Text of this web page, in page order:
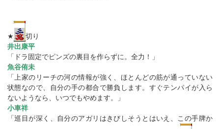
★
切り
井出康平
「ドラ固定でピンズの裏目を作らずに。全力！」
魚谷侑未
「上家のリーチの河の情報が強く、ほとんどの筋が通っていない
状態なので、自分の手の都合で勝負します。すぐテンパイが入ら
ないようなら、いつでもやめます。」
小車祥
「巡目が深く、自分のアガリはきびしそうとはいえ、この手牌か